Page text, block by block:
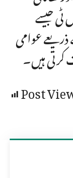
ٹی جیسے
عوامی
کرتی ہیں۔
Post